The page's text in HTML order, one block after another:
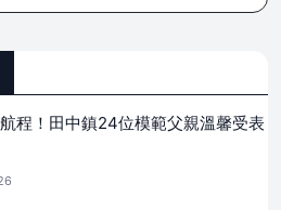
程！田中鎮24位模範父親溫馨受表